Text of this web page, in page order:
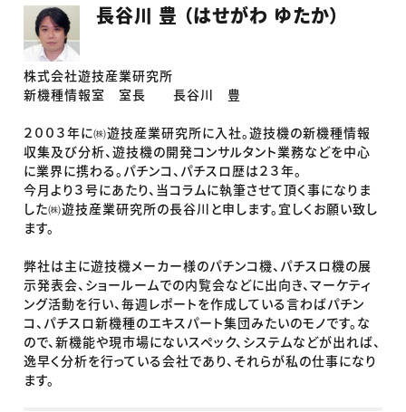
長谷川 豊 （はせがわ ゆたか）
株式会社遊技産業研究所
新機種情報室 室長 長谷川 豊
２００３年に㈱遊技産業研究所に入社。遊技機の新機種情報
収集及び分析、遊技機の開発コンサルタント業務などを中心
に業界に携わる。パチンコ、パチスロ歴は２３年。
今月より３号にあたり、当コラムに執筆させて頂く事になりま
した㈱遊技産業研究所の長谷川と申します。宜しくお願い致し
ます。
弊社は主に遊技機メーカー様のパチンコ機、パチスロ機の展
示発表会、ショールームでの内覧会などに出向き、マーケティ
ング活動を行い、毎週レポートを作成している言わばパチン
コ、パチスロ新機種のエキスパート集団みたいのモノです。な
ので、新機能や現市場にないスペック、システムなどが出れば、
逸早く分析を行っている会社であり、それらが私の仕事になり
ます。